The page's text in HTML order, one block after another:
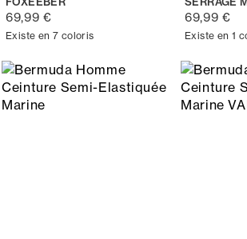
69,99 €
Existe en 7 coloris
69,99 €
Existe en 1